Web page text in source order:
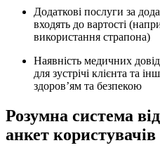
Додаткові послуги за
входять до вартості
використання страпона)
Наявність медичних
для зустрічі клієнта та
здоров’ям та безпекою
Розумна система
анкет